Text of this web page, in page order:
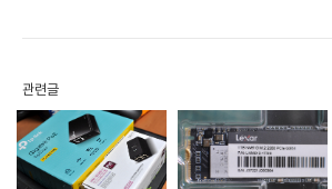
관련글